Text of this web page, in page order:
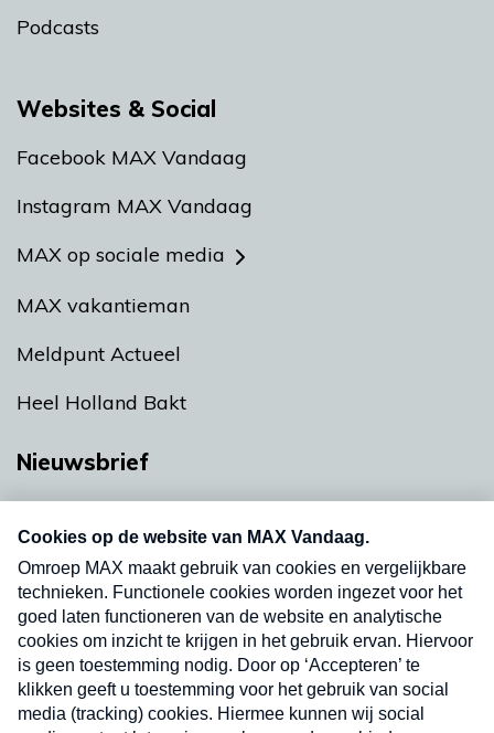
Podcasts
Websites & Social
Facebook MAX Vandaag
Instagram MAX Vandaag
MAX op sociale media
MAX vakantieman
Meldpunt Actueel
Heel Holland Bakt
Nieuwsbrief
nieuwsbrief. Elke vrijdag- en dinsdagochtend in
uw mailbox.
Verzend